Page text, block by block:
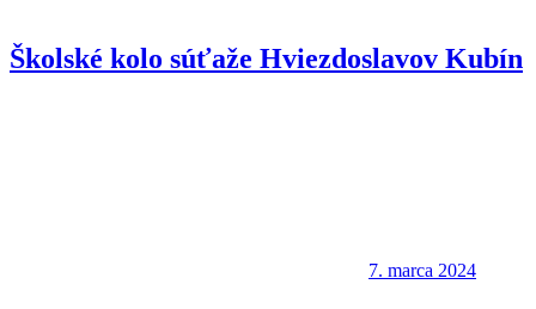
Školské kolo súťaže Hviezdoslavov Kubín
7. marca 2024